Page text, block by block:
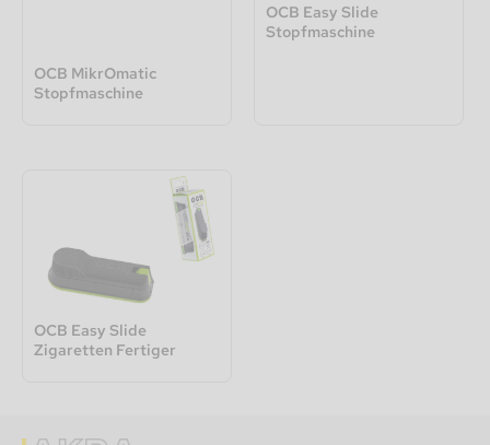
OCB MikrOmatic
Stopfmaschine
OCB Easy Slide
Stopfmaschine
OCB Easy Slide
Zigaretten Fertiger